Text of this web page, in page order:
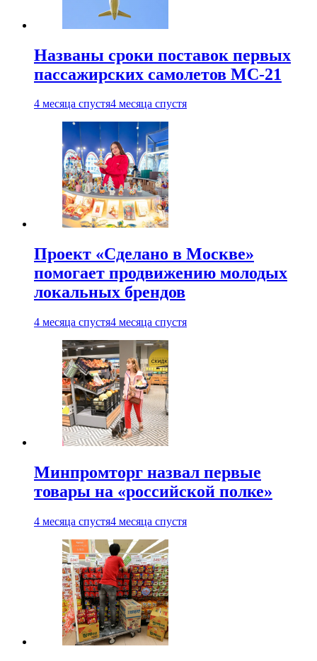
Названы сроки поставок первых
пассажирских самолетов МС-21
4 месяца спустя4 месяца спустя
Проект «Сделано в Москве»
помогает продвижению молодых
локальных брендов
4 месяца спустя4 месяца спустя
Минпромторг назвал первые
товары на «российской полке»
4 месяца спустя4 месяца спустя